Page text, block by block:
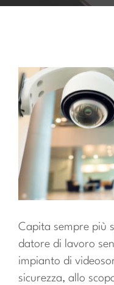
Capita sempre più
datore di lavoro
impianto di
sicurezza, allo